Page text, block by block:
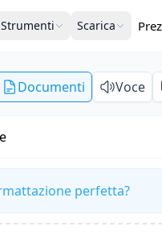
Strumenti Scarica
Documenti Voce
perfetta?